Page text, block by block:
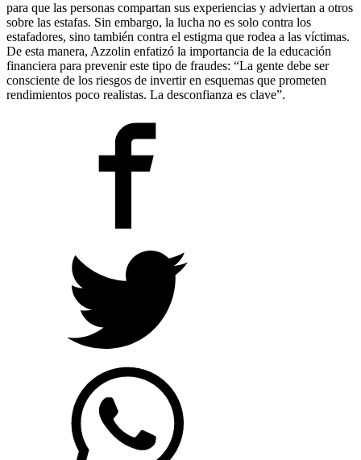
para que las personas compartan sus experiencias y adviertan a otros
sobre las estafas. Sin embargo, la lucha no es solo contra los
estafadores, sino también contra el estigma que rodea a las víctimas.
De esta manera, Azzolin enfatizó la importancia de la educación
financiera para prevenir este tipo de fraudes: “La gente debe ser
consciente de los riesgos de invertir en esquemas que prometen
rendimientos poco realistas. La desconfianza es clave”.